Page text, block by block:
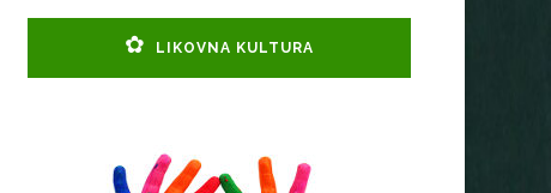
LIKOVNA KULTURA